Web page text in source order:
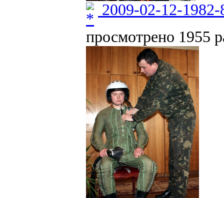
2009-02-12-
просмотрено 1955